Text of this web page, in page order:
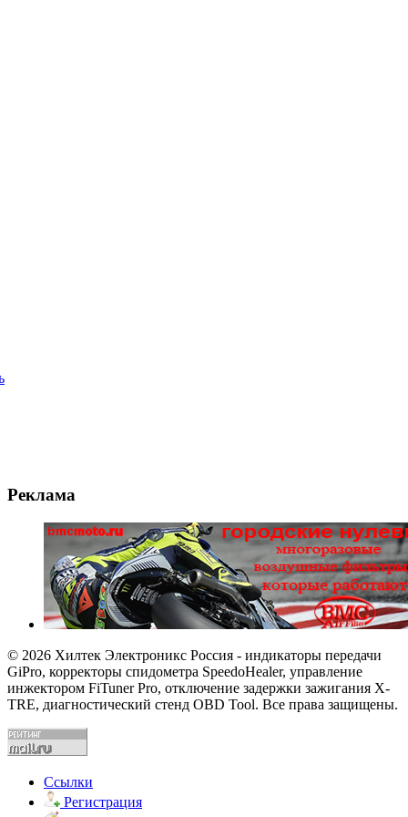
Реклама
© 2026 Хилтек Электроникс Россия - индикаторы передачи
GiPro, корректоры спидометра SpeedoHealer, управление
инжектором FiTuner Pro, отключение задержки зажигания X-
TRE, диагностический стенд OBD Tool. Все права защищены.
Ссылки
Регистрация